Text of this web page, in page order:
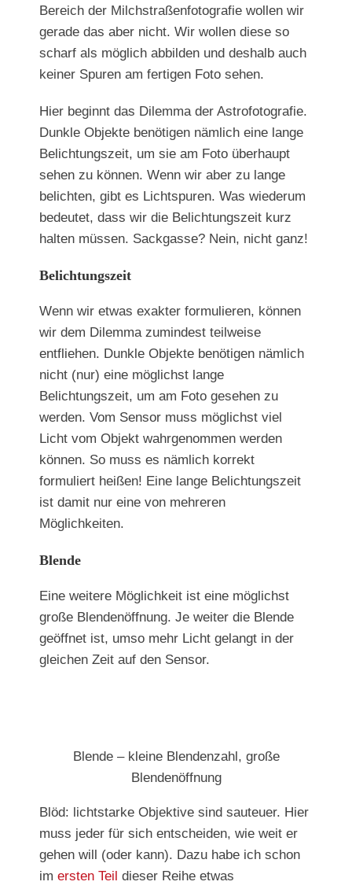
Bereich der Milchstraßenfotografie wollen wir
gerade das aber nicht. Wir wollen diese so
scharf als möglich abbilden und deshalb auch
keiner Spuren am fertigen Foto sehen.
Hier beginnt das Dilemma der Astrofotografie.
Dunkle Objekte benötigen nämlich eine lange
Belichtungszeit, um sie am Foto überhaupt
sehen zu können. Wenn wir aber zu lange
belichten, gibt es Lichtspuren. Was wiederum
bedeutet, dass wir die Belichtungszeit kurz
halten müssen. Sackgasse? Nein, nicht ganz!
Belichtungszeit
Wenn wir etwas exakter formulieren, können
wir dem Dilemma zumindest teilweise
entfliehen. Dunkle Objekte benötigen nämlich
nicht (nur) eine möglichst lange
Belichtungszeit, um am Foto gesehen zu
werden. Vom Sensor muss möglichst viel
Licht vom Objekt wahrgenommen werden
können. So muss es nämlich korrekt
formuliert heißen! Eine lange Belichtungszeit
ist damit nur eine von mehreren
Möglichkeiten.
Blende
Eine weitere Möglichkeit ist eine möglichst
große Blendenöffnung. Je weiter die Blende
geöffnet ist, umso mehr Licht gelangt in der
gleichen Zeit auf den Sensor.
Blende – kleine Blendenzahl, große
Blendenöffnung
Blöd: lichtstarke Objektive sind sauteuer. Hier
muss jeder für sich entscheiden, wie weit er
gehen will (oder kann). Dazu habe ich schon
im ersten Teil dieser Reihe etwas